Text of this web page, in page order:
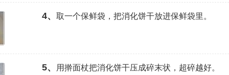
4、 取一个保鲜袋，把消化饼干放进保鲜袋里。
5、 用擀面杖把消化饼干压成碎末状，超碎越好。